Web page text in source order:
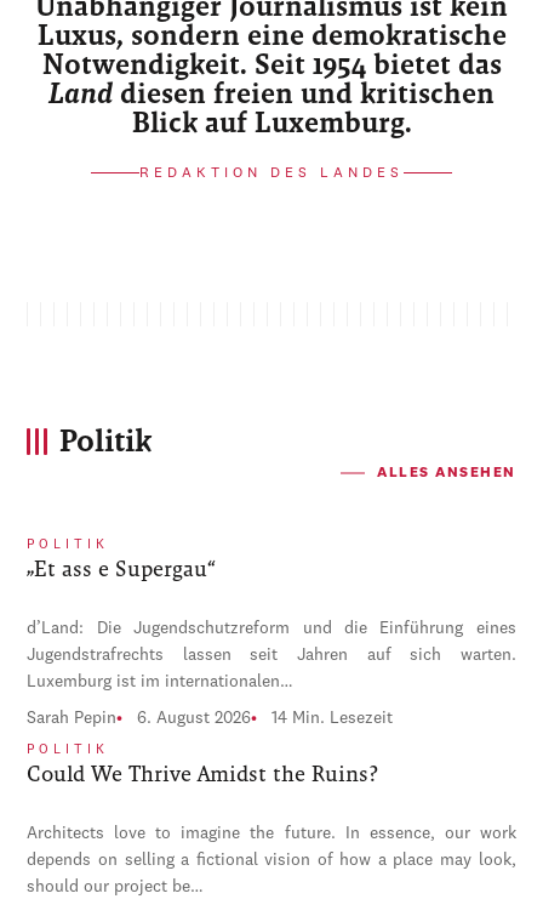
Luxus, sondern eine demokratische
Notwendigkeit. Seit 1954 bietet das
Land diesen freien und kritischen
Blick auf Luxemburg.
REDAKTION DES LANDES
Politik
ALLES ANSEHEN
POLITIK
„Et ass e Supergau“
d’Land: Die Jugendschutzreform und die Einführung eines
Jugendstrafrechts lassen seit Jahren auf sich warten.
Luxemburg ist im internationalen…
Sarah Pepin 6. August 2026 14 Min. Lesezeit
POLITIK
Could We Thrive Amidst the Ruins?
Architects love to imagine the future. In essence, our work
depends on selling a fictional vision of how a place may look,
should our project be…